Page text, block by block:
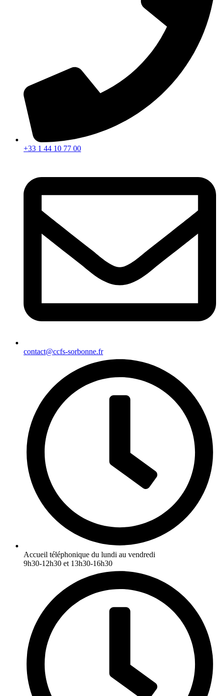
+33 1 44 10 77 00
contact@ccfs-sorbonne.fr
Accueil téléphonique du lundi au vendredi
9h30-12h30 et 13h30-16h30